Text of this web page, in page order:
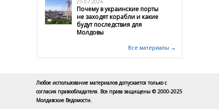
Почему в украинские порты
не заходят корабли и какие
будут последствия для
Молдовы
Все материалы →
Любое использование материалов допускается только с
согласия правообладателя. Все права защищены © 2000-2025
Молдавские Ведомости.